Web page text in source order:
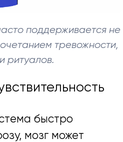
поддерживается не
тревожности,
ритуалов.
быстро
мозг может